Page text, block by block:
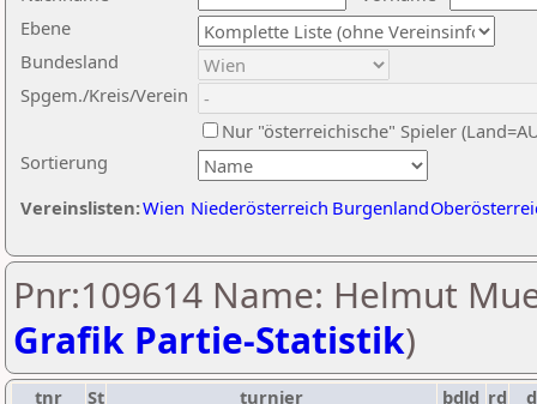
Ebene
Sortierung
Bundesland
Spgem./Kreis/Verein
Nur "österreichische" Spieler
Vereinslisten:Wien Niederösterreich Burgenland
Pnr:109614 Name: Helmut
Grafik Partie-Statistik)
tnr St turnier bdld rd